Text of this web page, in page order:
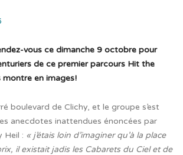
vous ce dimanche 9 octobre pour
de ce premier parcours Hit the
montre en images!
boulevard de Clichy, et le groupe s’est
anecdotes inattendues énoncées par
Heil : « j’étais loin d’imaginer qu’à la place
il existait jadis les Cabarets du Ciel et de